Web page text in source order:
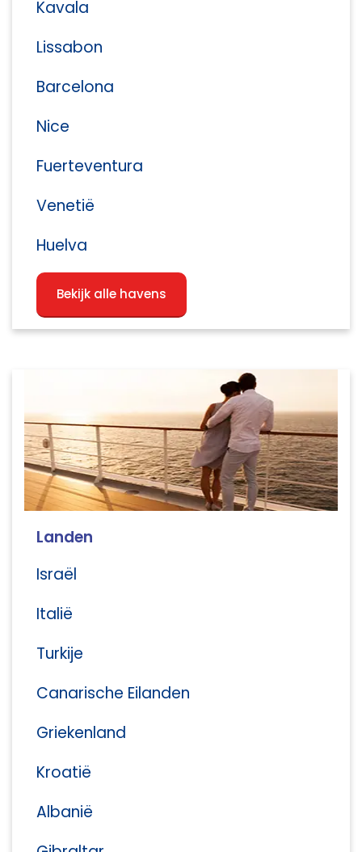
Kavala
Lissabon
Barcelona
Nice
Fuerteventura
Venetië
Huelva
Bekijk alle havens
Landen
Israël
Italië
Turkije
Canarische Eilanden
Griekenland
Kroatië
Albanië